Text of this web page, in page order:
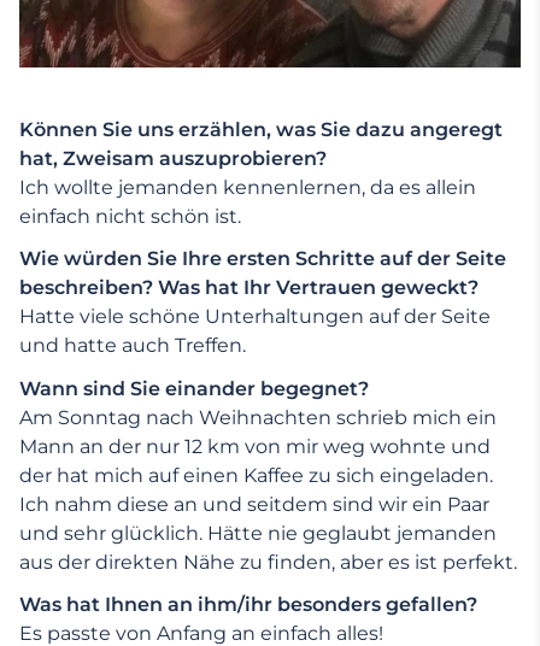
Können Sie uns erzählen, was Sie dazu angeregt
hat, Zweisam auszuprobieren?
Ich wollte jemanden kennenlernen, da es allein
einfach nicht schön ist.
Wie würden Sie Ihre ersten Schritte auf der Seite
beschreiben? Was hat Ihr Vertrauen geweckt?
Hatte viele schöne Unterhaltungen auf der Seite
und hatte auch Treffen.
Wann sind Sie einander begegnet?
Am Sonntag nach Weihnachten schrieb mich ein
Mann an der nur 12 km von mir weg wohnte und
der hat mich auf einen Kaffee zu sich eingeladen.
Ich nahm diese an und seitdem sind wir ein Paar
und sehr glücklich. Hätte nie geglaubt jemanden
aus der direkten Nähe zu finden, aber es ist perfekt.
Was hat Ihnen an ihm/ihr besonders gefallen?
Es passte von Anfang an einfach alles!